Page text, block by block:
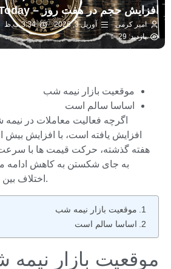
افزایش حجم در هفت روز – U.Today
امیر کرمی آوریل 3, 2026 3:34 ب.ظ
بازدید: 29
موقعیت بازار نیمه شب
اساسا سالم است
اگرچه فعالیت معاملات در
هفته گذشته، حرکت قیمت ها با سرعت
به جای شکستن به کاهش ادامه
اختلاف بین جهت و مشارکت است.
موقعیت بازار نیمه شب
اساسا سالم است
موقعیت بازار